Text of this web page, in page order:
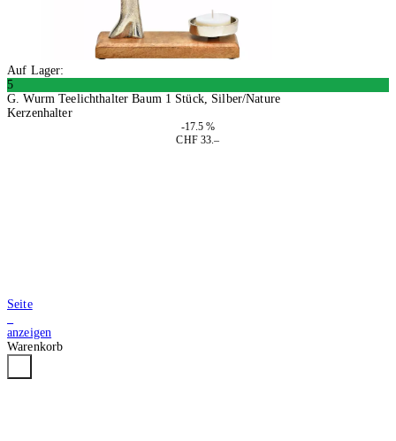
Auf Lager:
5
G. Wurm Teelichthalter Baum 1 Stück, Silber/Nature
Kerzenhalter
-17.5 %
CHF 33.–
Seite
anzeigen
Warenkorb